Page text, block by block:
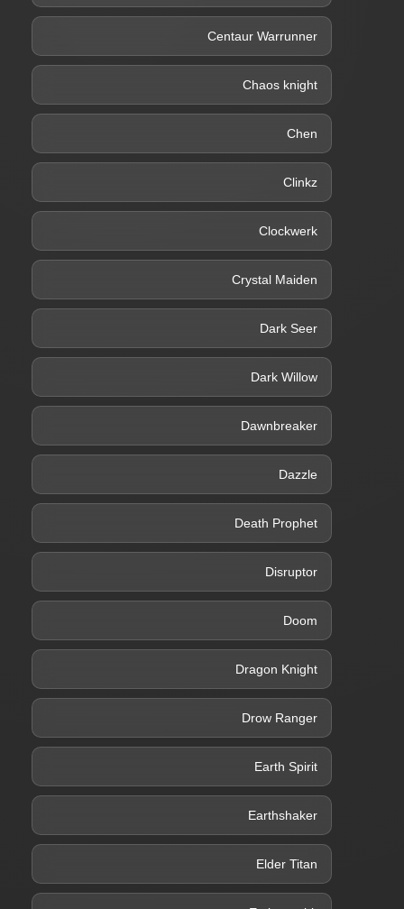
Centaur Warrunner
Chaos knight
Chen
Clinkz
Clockwerk
Crystal Maiden
Dark Seer
Dark Willow
Dawnbreaker
Dazzle
Death Prophet
Disruptor
Doom
Dragon Knight
Drow Ranger
Earth Spirit
Earthshaker
Elder Titan